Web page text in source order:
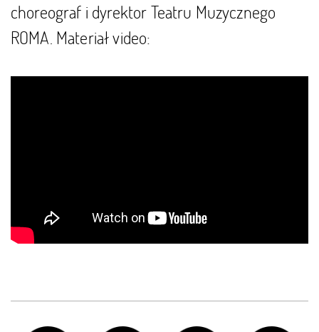
choreograf i dyrektor Teatru Muzycznego
ROMA. Materiał video: